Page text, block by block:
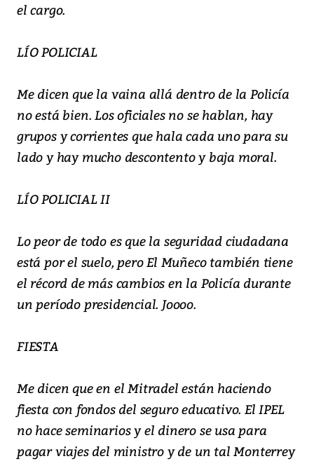
el cargo.
LÍO POLICIAL
Me dicen que la vaina allá dentro de la Policía
no está bien. Los oficiales no se hablan, hay
grupos y corrientes que hala cada uno para su
lado y hay mucho descontento y baja moral.
LÍO POLICIAL II
Lo peor de todo es que la seguridad ciudadana
está por el suelo, pero El Muñeco también tiene
el récord de más cambios en la Policía durante
un período presidencial. Joooo.
FIESTA
Me dicen que en el Mitradel están haciendo
fiesta con fondos del seguro educativo. El IPEL
no hace seminarios y el dinero se usa para
pagar viajes del ministro y de un tal Monterrey